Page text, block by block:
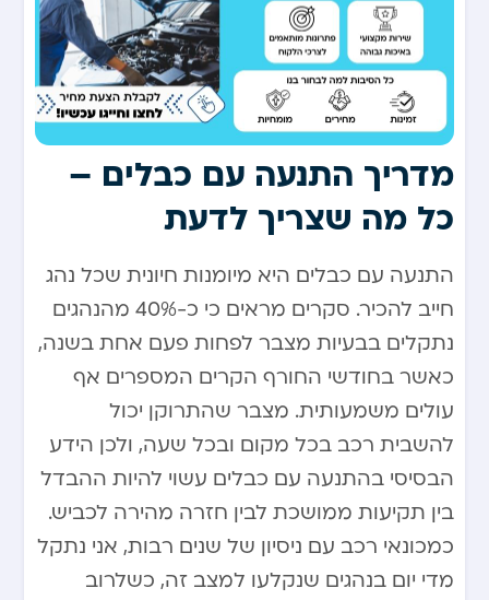
מדריך התנעה עם כבלים –
כל מה שצריך לדעת
התנעה עם כבלים היא מיומנות חיונית שכל נהג
חייב להכיר. סקרים מראים כי כ-40% מהנהגים
נתקלים בבעיות מצבר לפחות פעם אחת בשנה,
כאשר בחודשי החורף הקרים המספרים אף
עולים משמעותית. מצבר שהתרוקן יכול
להשבית רכב בכל מקום ובכל שעה, ולכן הידע
הבסיסי בהתנעה עם כבלים עשוי להיות ההבדל
בין תקיעות ממושכת לבין חזרה מהירה לכביש.
כמכונאי רכב עם ניסיון של שנים רבות, אני נתקל
מדי יום בנהגים שנקלעו למצב זה, כשלרוב